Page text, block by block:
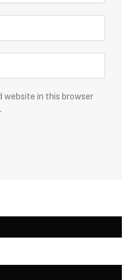
website in this browser